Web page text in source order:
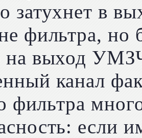
затухнет в
фильтра, но
на выход
канал
фильтра
если